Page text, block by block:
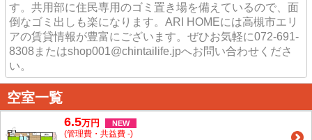
す。共用部に住民専用のゴミ置き場を備えているので、面
倒なゴミ出しも楽になります。ARI HOMEには高槻市エリ
アの賃貸情報が豊富にございます。ぜひお気軽に072-691-
8308またはshop001@chintailife.jpへお問い合わせくださ
い。
空室一覧
6.5万円 NEW
(管理費・共益費 -)